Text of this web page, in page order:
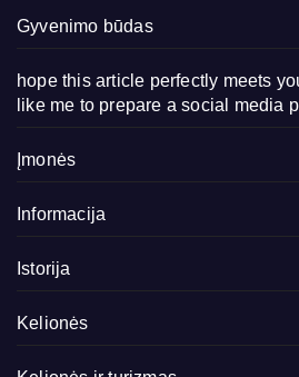
Gyvenimo būdas
hope this article perfectly meets
like me to prepare a social media
Įmonės
Informacija
Istorija
Kelionės